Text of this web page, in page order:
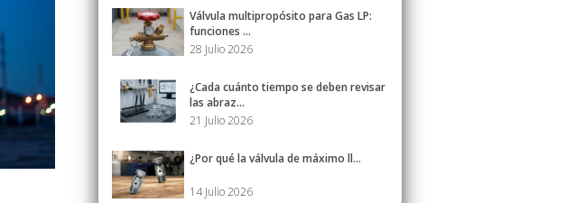
Válvula multipropósito para Gas LP:
funciones ...
28 Julio 2026
¿Cada cuánto tiempo se deben revisar
las abraz...
21 Julio 2026
¿Por qué la válvula de máximo ll...
14 Julio 2026